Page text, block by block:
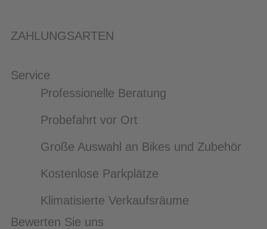
ZAHLUNGSARTEN
Service
Professionelle Beratung
Probefahrt vor Ort
Große Auswahl an Bikes und Zubehör
Kostenlose Parkplätze
Klimatisierte Verkaufsräume
Bewerten Sie uns